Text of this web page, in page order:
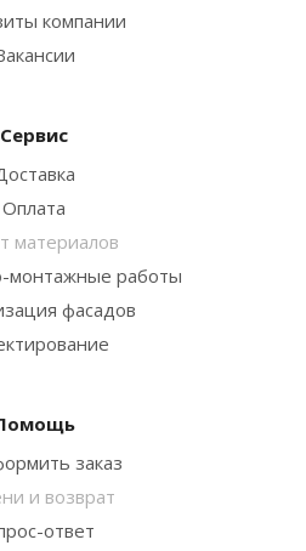
компании
Сервис
Оплата
материалов
монтажные работы
фасадов
заказ
и возврат
ответ